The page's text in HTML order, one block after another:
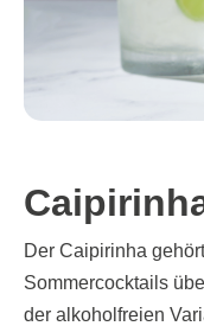
Der Caipirinha
Sommercocktails
der alkoholfreien